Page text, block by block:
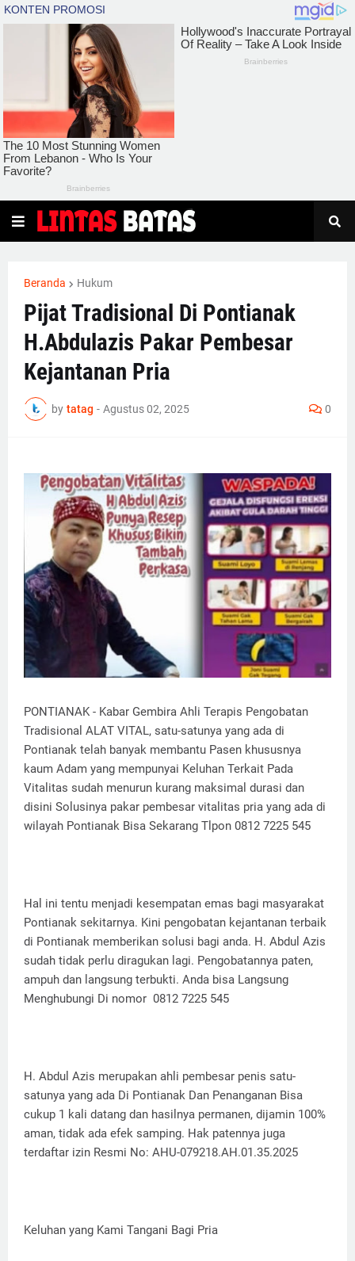
Beranda Hukum
Pijat Tradisional Di Pontianak
H.Abdulazis Pakar Pembesar
Kejantanan Pria
by tatag - Agustus 02, 2025 0
PONTIANAK - Kabar Gembira Ahli Terapis Pengobatan
Tradisional ALAT VITAL, satu-satunya yang ada di
Pontianak telah banyak membantu Pasen khususnya
kaum Adam yang mempunyai Keluhan Terkait Pada
Vitalitas sudah menurun kurang maksimal durasi dan
disini Solusinya pakar pembesar vitalitas pria yang ada di
wilayah Pontianak Bisa Sekarang Tlpon 0812 7225 545
Hal ini tentu menjadi kesempatan emas bagi masyarakat
Pontianak sekitarnya. Kini pengobatan kejantanan terbaik
di Pontianak memberikan solusi bagi anda. H. Abdul Azis
sudah tidak perlu diragukan lagi. Pengobatannya paten,
ampuh dan langsung terbukti. Anda bisa Langsung
Menghubungi Di nomor 0812 7225 545
H. Abdul Azis merupakan ahli pembesar penis satu-
satunya yang ada Di Pontianak Dan Penanganan Bisa
cukup 1 kali datang dan hasilnya permanen, dijamin 100%
aman, tidak ada efek samping. Hak patennya juga
terdaftar izin Resmi No: AHU-079218.AH.01.35.2025
Keluhan yang Kami Tangani Bagi Pria